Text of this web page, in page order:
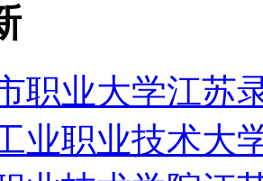
职业大学江苏
业职业技术大